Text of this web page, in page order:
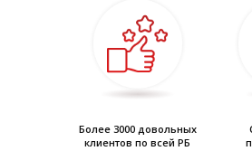
Более 3000 довольных
клиентов по всей РБ